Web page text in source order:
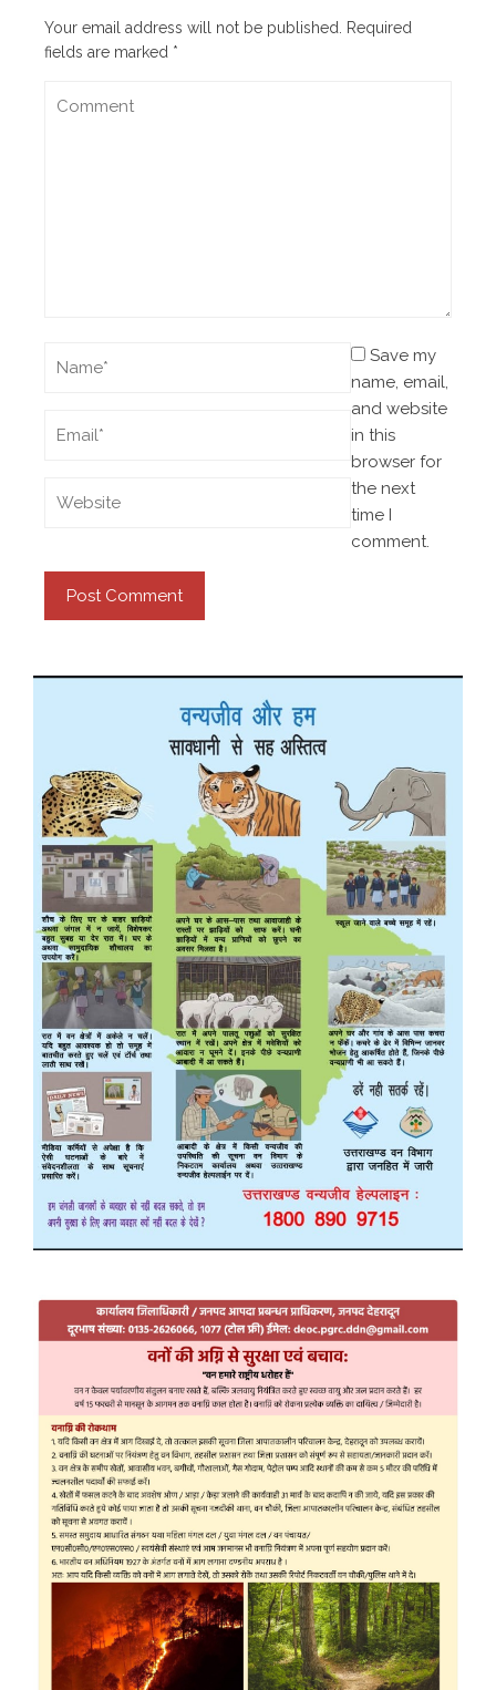
Your email address will not be published.
Required
fields are marked *
Save my
name, email,
and website
in this
browser for
the next
time I
comment.